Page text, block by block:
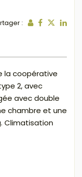
:
la coopérative
2, avec
avec double
chambre et une
Climatisation